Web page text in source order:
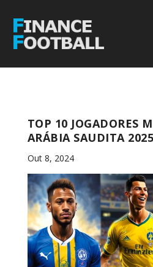
TOP 10 JOGADORES
ARÁBIA SAUDITA 2025
Out 8, 2024